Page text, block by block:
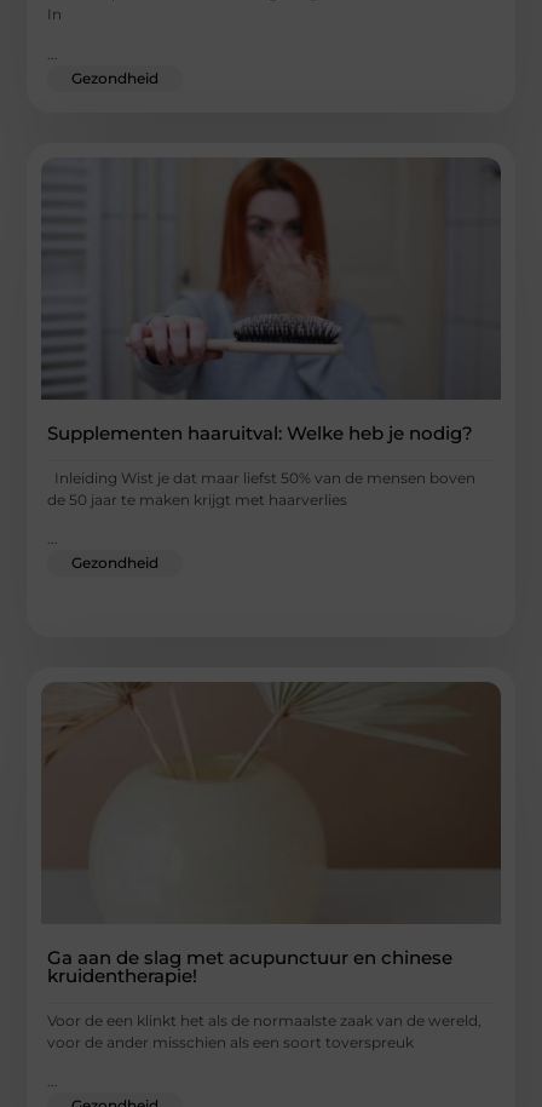
In
Gezondheid
Supplementen haaruitval: Welke heb je nodig?
Inleiding Wist je dat maar liefst 50% van de mensen boven
de 50 jaar te maken krijgt met haarverlies
...
Gezondheid
Ga aan de slag met acupunctuur en chinese
kruidentherapie!
Voor de een klinkt het als de normaalste zaak van de wereld,
voor de ander misschien als een soort toverspreuk
...